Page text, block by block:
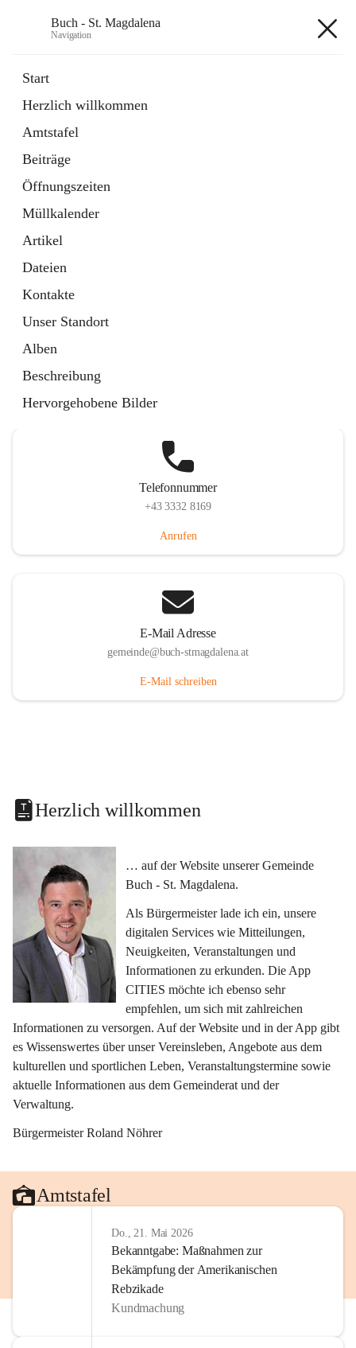
Buch - St. Magdalena
Navigation
Start
Herzlich willkommen
Amtstafel
Beiträge
Öffnungszeiten
Müllkalender
Artikel
Dateien
Kontakte
Unser Standort
Alben
Beschreibung
Hervorgehobene Bilder
11 Schnellzugriffe
Bürgerservice
10 Schnellzugriffe
Telefonnummer
+43 3332 8169
Anrufen
E-Mail Adresse
gemeinde@buch-stmagdalena.at
E-Mail schreiben
Herzlich willkommen
… auf der Website unserer Gemeinde
Buch - St. Magdalena.
Als Bürgermeister lade ich ein, unsere
digitalen Services wie Mitteilungen,
Neuigkeiten, Veranstaltungen und
Informationen zu erkunden. Die App
CITIES möchte ich ebenso sehr
empfehlen, um sich mit zahlreichen
Informationen zu versorgen. Auf der Website und in der App gibt
es Wissenswertes über unser Vereinsleben, Angebote aus dem
kulturellen und sportlichen Leben, Veranstaltungstermine sowie
aktuelle Informationen aus dem Gemeinderat und der
Verwaltung.
Bürgermeister Roland Nöhrer
Amtstafel
Do., 21. Mai 2026
Bekanntgabe: Maßnahmen zur
Bekämpfung der Amerikanischen
Rebzikade
Kundmachung